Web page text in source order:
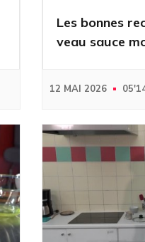
Les bonnes
veau sauce
12 MAI 2026